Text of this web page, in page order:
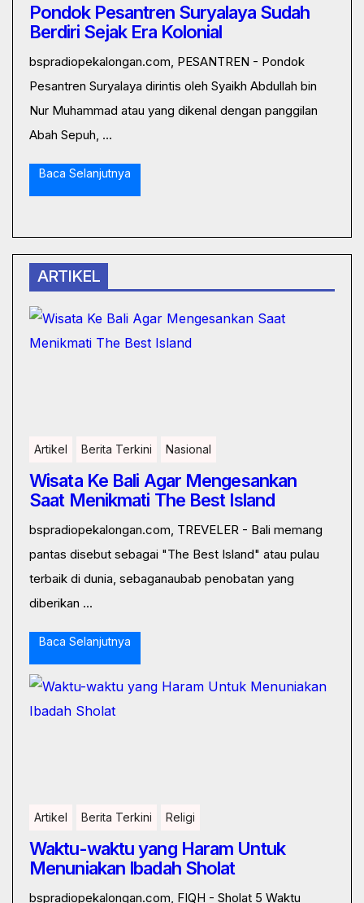
Pondok Pesantren Suryalaya Sudah
Berdiri Sejak Era Kolonial
bspradiopekalongan.com, PESANTREN - Pondok
Pesantren Suryalaya dirintis oleh Syaikh Abdullah bin
Nur Muhammad atau yang dikenal dengan panggilan
Abah Sepuh, ...
Baca Selanjutnya
ARTIKEL
Artikel Berita Terkini Nasional
Wisata Ke Bali Agar Mengesankan
Saat Menikmati The Best Island
bspradiopekalongan.com, TREVELER - Bali memang
pantas disebut sebagai "The Best Island" atau pulau
terbaik di dunia, sebaganaubab penobatan yang
diberikan ...
Baca Selanjutnya
Artikel Berita Terkini Religi
Waktu-waktu yang Haram Untuk
Menuniakan Ibadah Sholat
bspradiopekalongan.com, FIQH - Sholat 5 Waktu